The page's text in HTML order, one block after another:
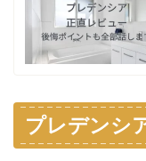
プレデンシ